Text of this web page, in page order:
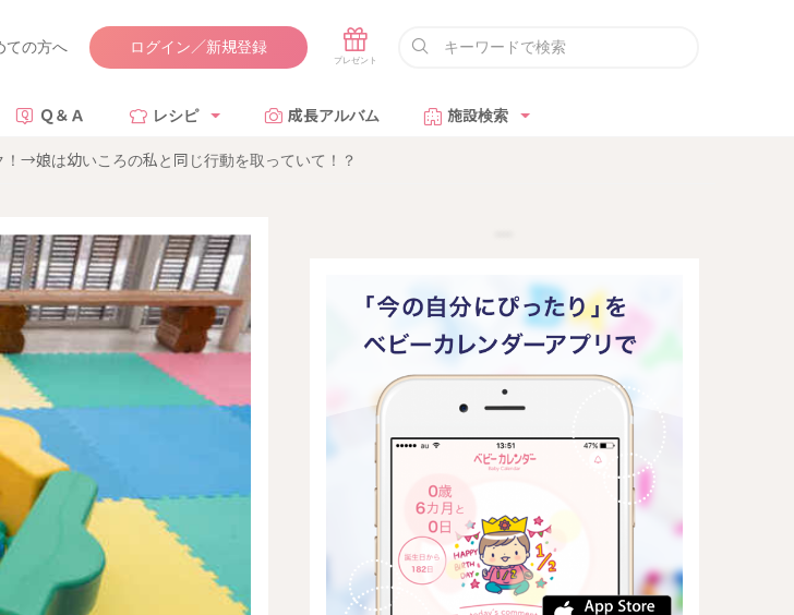
ての方へ ログイン／新規登録
Ｑ＆Ａ レシピ 成長アルバム 施設検索
→娘は幼いころの私と同じ行動を取っていて！？